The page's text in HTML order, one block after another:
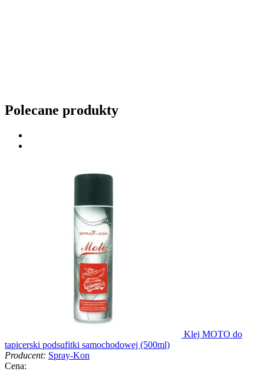
Polecane produkty
Klej MOTO do
tapicerski podsufitki samochodowej (500ml)
Producent: Spray-Kon
Cena: